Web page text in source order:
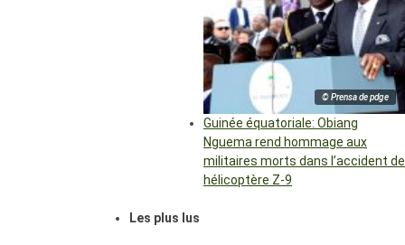
© Prensa de pdge
Guinée équatoriale: Obiang
Nguema rend hommage aux
militaires morts dans l’accident de
hélicoptère Z-9
Les plus lus